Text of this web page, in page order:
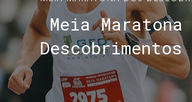
Meia Maratona
Descobrimentos